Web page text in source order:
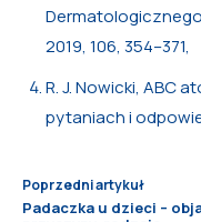
2019, 106, 354–371,
R. J. Nowicki, ABC
pytaniach i
Poprzedni artykuł
Padaczka u dzieci –